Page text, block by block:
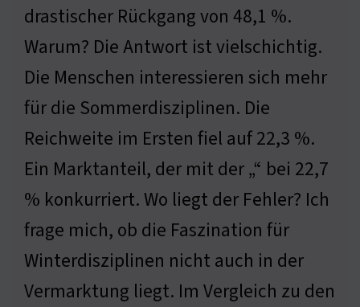
drastischer Rückgang von 48,1 %.
Warum? Die Antwort ist vielschichtig.
Die Menschen interessieren sich mehr
für die Sommerdisziplinen. Die
Reichweite im Ersten fiel auf 22,3 %.
Ein Marktanteil, der mit der „“ bei 22,7
% konkurriert. Wo liegt der Fehler? Ich
frage mich, ob die Faszination für
Winterdisziplinen nicht auch in der
Vermarktung liegt. Im Vergleich zu den